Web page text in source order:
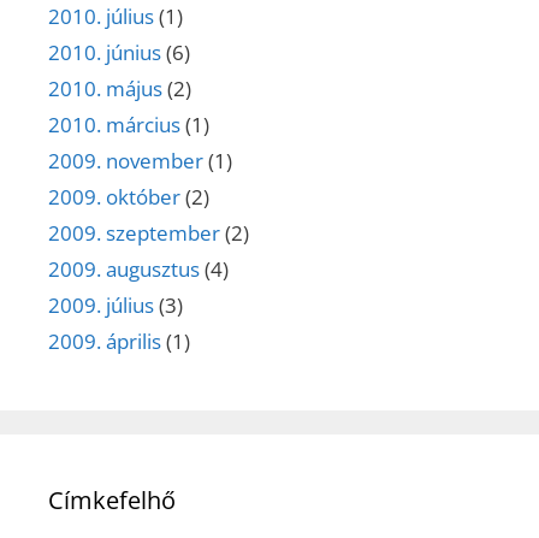
2010. július(1)
2010. június(6)
2010. május(2)
2010. március(1)
2009. november(1)
2009. október(2)
2009. szeptember(2)
2009. augusztus(4)
2009. július(3)
2009. április(1)
Címkefelhő